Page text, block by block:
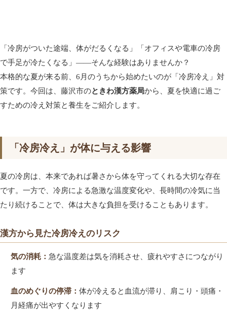
「冷房がついた途端、体がだるくなる」「オフィスや電車の冷房
で手足が冷たくなる」――そんな経験はありませんか？
本格的な夏が来る前、6月のうちから始めたいのが「冷房冷え」対
策です。今回は、藤沢市のときわ漢方薬局から、夏を快適に過ご
すための冷え対策と養生をご紹介します。
「冷房冷え」が体に与える影響
夏の冷房は、本来であれば暑さから体を守ってくれる大切な存在
です。一方で、冷房による急激な温度変化や、長時間の冷気に当
たり続けることで、体は大きな負担を受けることもあります。
漢方から見た冷房冷えのリスク
気の消耗： 急な温度差は気を消耗させ、疲れやすさにつながり
ます
血のめぐりの停滞： 体が冷えると血流が滞り、肩こり・頭痛・
月経痛が出やすくなります